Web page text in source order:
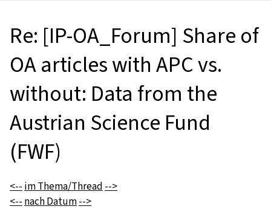
Re: [IP-OA_Forum] Share of
OA articles with APC vs.
without: Data from the
Austrian Science Fund
(FWF)
<-- im Thema/Thread -->
<-- nach Datum-->